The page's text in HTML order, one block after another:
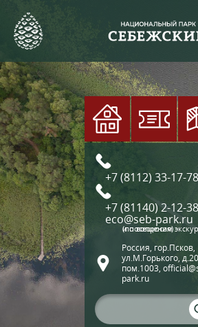
+7 (8112) 33-17-78
+7 (81140) 2-12-38
eco@seb-park.ru
(по вопросам экскурсий и посещения)
Россия, гор.Псков,
ул.М.Горького,
пом.1003,
park.ru